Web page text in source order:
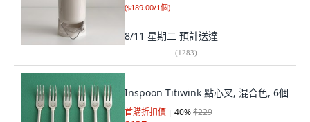
($189.00/1個)
8/11 星期二 預計送達
(1283)
Inspoon Titiwink 點心叉, 混合色, 6個
首購折扣價 40%$229